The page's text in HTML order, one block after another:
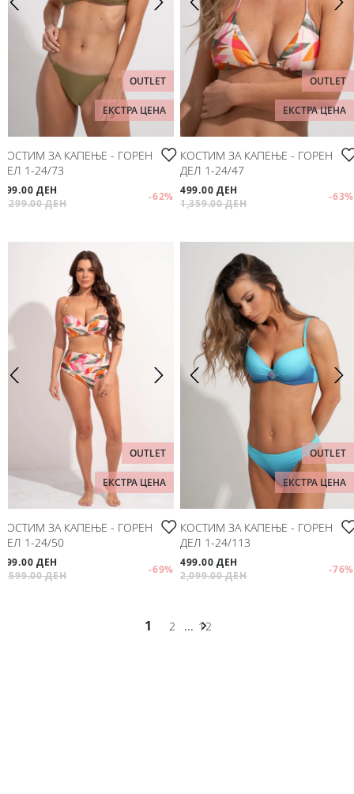
OUTLET
ЕКСТРА ЦЕНА
КОСТИМ ЗА КАПЕЊЕ - ГОРЕН
ДЕЛ 1-24/73
499.00 ДЕН
1,299.00 ДЕН
-62%
OUTLET
ЕКСТРА ЦЕНА
КОСТИМ ЗА КАПЕЊЕ - ГОРЕН
ДЕЛ 1-24/47
499.00 ДЕН
1,359.00 ДЕН
-63%
OUTLET
ЕКСТРА ЦЕНА
КОСТИМ ЗА КАПЕЊЕ - ГОРЕН
ДЕЛ 1-24/50
499.00 ДЕН
1,599.00 ДЕН
-69%
OUTLET
ЕКСТРА ЦЕНА
КОСТИМ ЗА КАПЕЊЕ - ГОРЕН
ДЕЛ 1-24/113
499.00 ДЕН
2,099.00 ДЕН
-76%
1 2 ... 12